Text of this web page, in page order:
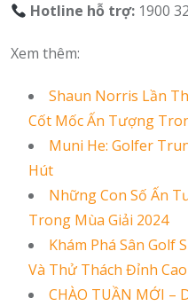
Hotline hỗ trợ: 1900
Xem thêm:
Shaun Norris Lần
Cốt Mốc Ấn Tượng
Muni He: Golfer
Hút
Những Con Số Ấn
Trong Mùa Giải 2024
Khám Phá Sân Golf
Và Thử Thách Đỉnh
CHÀO TUẦN MỚI –